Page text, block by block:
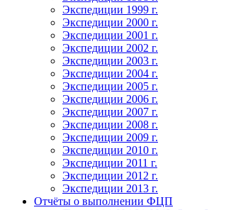
Экспедиции 1999 г.
Экспедиции 2000 г.
Экспедиции 2001 г.
Экспедиции 2002 г.
Экспедиции 2003 г.
Экспедиции 2004 г.
Экспедиции 2005 г.
Экспедиции 2006 г.
Экспедиции 2007 г.
Экспедиции 2008 г.
Экспедиции 2009 г.
Экспедиции 2010 г.
Экспедиции 2011 г.
Экспедиции 2012 г.
Экспедиции 2013 г.
Отчёты о выполнении ФЦП